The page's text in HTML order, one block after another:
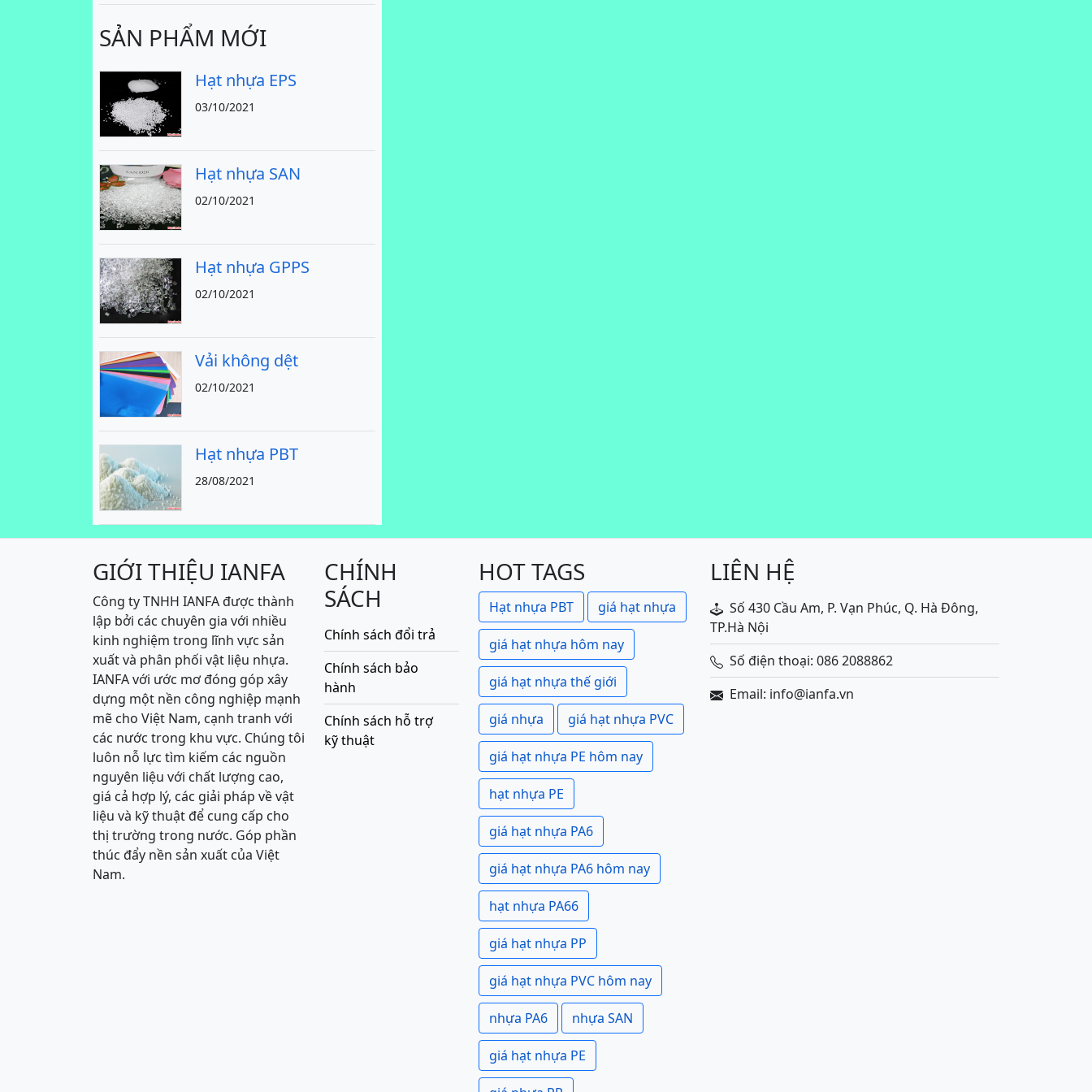
SẢN PHẨM MỚI
Hạt nhựa EPS
03/10/2021
Hạt nhựa SAN
02/10/2021
Hạt nhựa GPPS
02/10/2021
Vải không dệt
02/10/2021
Hạt nhựa PBT
28/08/2021
GIỚI THIỆU IANFA
Công ty TNHH IANFA được thành
lập bởi các chuyên gia với nhiều
kinh nghiệm trong lĩnh vực sản
xuất và phân phối vật liệu nhựa.
IANFA với ước mơ đóng góp xây
dựng một nền công nghiệp mạnh
mẽ cho Việt Nam, cạnh tranh với
các nước trong khu vực. Chúng tôi
luôn nỗ lực tìm kiếm các nguồn
nguyên liệu với chất lượng cao,
giá cả hợp lý, các giải pháp về vật
liệu và kỹ thuật để cung cấp cho
thị trường trong nước. Góp phần
thúc đẩy nền sản xuất của Việt
Nam.
CHÍNH
SÁCH
Chính sách đổi trả
Chính sách bảo
hành
Chính sách hỗ trợ
kỹ thuật
HOT TAGS
Hạt nhựa PBT giá hạt nhựa
giá hạt nhựa hôm nay
giá hạt nhựa thế giới
giá nhựa giá hạt nhựa PVC
giá hạt nhựa PE hôm nay
hạt nhựa PE
giá hạt nhựa PA6
giá hạt nhựa PA6 hôm nay
hạt nhựa PA66
giá hạt nhựa PP
giá hạt nhựa PVC hôm nay
nhựa PA6 nhựa SAN
giá hạt nhựa PE
LIÊN HỆ
Số 430 Cầu Am, P. Vạn Phúc, Q. Hà Đông,
TP.Hà Nội
Số điện thoại: 086 2088862
Email: info@ianfa.vn